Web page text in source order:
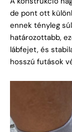
de pont ott
ennek tényleg
határozottabb,
lábfejet, és
hosszú futások